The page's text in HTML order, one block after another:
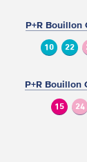
P+R Bouillon
10 22
P+R Bouillon
15 24